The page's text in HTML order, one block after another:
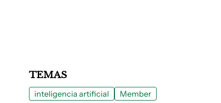
TEMAS
inteligencia artificial Member